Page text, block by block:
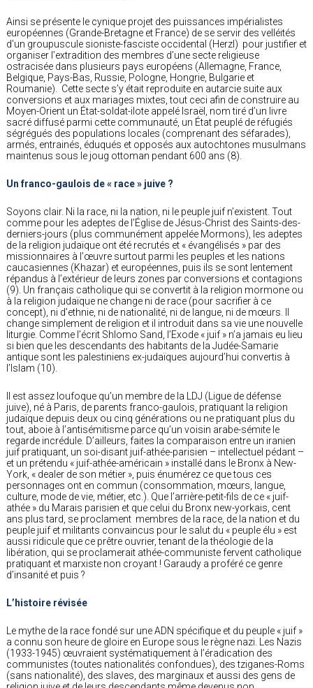
Ainsi se présente le cynique projet des puissances impérialistes
européennes (Grande-Bretagne et France) de se servir des velléités
d’un groupuscule sioniste-fasciste occidental (Herzl) pour justifier et
organiser l’extradition des membres d’une secte religieuse
ostracisée dans plusieurs pays européens (Allemagne, France,
Belgique, Pays-Bas, Russie, Pologne, Hongrie, Bulgarie et
Roumanie). Cette secte s’y était reproduite en autarcie suite aux
conversions et aux mariages mixtes, tout ceci afin de construire au
Moyen-Orient un État-soldat-ilote appelé Israël, nom tiré d’un livre
sacré diffusé parmi cette communauté, un État peuplé de réfugiés
ségrégués des populations locales (comprenant des séfarades),
armés, entrainés, éduqués et opposés aux autochtones musulmans
maintenus sous le joug ottoman pendant 600 ans (8).
Un franco-gaulois de « race » juive ?
Soyons clair. Ni la race, ni la nation, ni le peuple juif n’existent. Tout
comme pour les adeptes de l’Église de Jésus-Christ des Saints-des-
derniers-jours (plus communément appelée Mormons), les adeptes
de la religion judaïque ont été recrutés et « évangélisés » par des
missionnaires à l’œuvre surtout parmi les peuples et les nations
caucasiennes (Khazar) et européennes, puis ils se sont lentement
répandus à l’extérieur de leurs zones par conversions et contagions
(9). Un français catholique qui se convertit à la religion mormone ou
à la religion judaïque ne change ni de race (pour sacrifier à ce
concept), ni d’ethnie, ni de nationalité, ni de langue, ni de mœurs. Il
change simplement de religion et il introduit dans sa vie une nouvelle
liturgie. Comme l’écrit Shlomo Sand, l’Exode « juif » n’a jamais eu lieu
si bien que les descendants des habitants de la Judée-Samarie
antique sont les palestiniens ex-judaïques aujourd’hui convertis à
l’Islam (10).
Il est assez loufoque qu’un membre de la LDJ (Ligue de défense
juive), né à Paris, de parents franco-gaulois, pratiquant la religion
judaïque depuis deux ou cinq générations ou ne pratiquant plus du
tout, aboie à l’antisémitisme parce qu’un voisin arabe-sémite le
regarde incrédule. D’ailleurs, faites la comparaison entre un iranien
juif pratiquant, un soi-disant juif-athée-parisien – intellectuel pédant –
et un prétendu « juif-athée-américain » installé dans le Bronx à New-
York, « dealer de son métier », puis énumérez ce que tous ces
personnages ont en commun (consommation, mœurs, langue,
culture, mode de vie, métier, etc.). Que l’arrière-petit-fils de ce « juif-
athée » du Marais parisien et que celui du Bronx new-yorkais, cent
ans plus tard, se proclament membres de la race, de la nation et du
peuple juif et militants convaincus pour le salut du « peuple élu » est
aussi ridicule que ce prêtre ouvrier, tenant de la théologie de la
libération, qui se proclamerait athée-communiste fervent catholique
pratiquant et marxiste non croyant ! Garaudy a proféré ce genre
d’insanité et puis ?
L’histoire révisée
Le mythe de la race fondé sur une ADN spécifique et du peuple « juif »
a connu son heure de gloire en Europe sous le règne nazi. Les Nazis
(1933-1945) œuvraient systématiquement à l’éradication des
communistes (toutes nationalités confondues), des tziganes-Roms
(sans nationalité), des slaves, des marginaux et aussi des gens de